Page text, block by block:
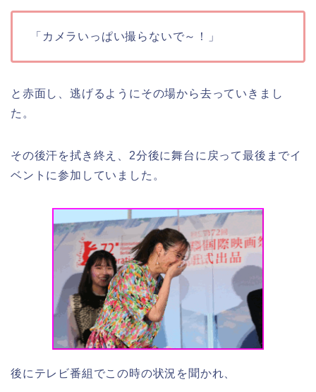
「カメラいっぱい撮らないで～！」
と赤面し、逃げるようにその場から去っていきまし
た。
その後汗を拭き終え、2分後に舞台に戻って最後までイ
ベントに参加していました。
後にテレビ番組でこの時の状況を聞かれ、